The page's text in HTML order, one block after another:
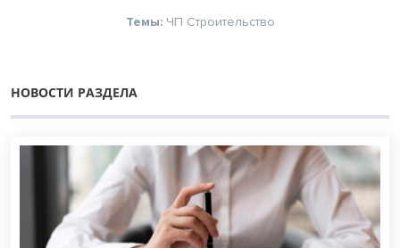
Темы: ЧП Строительство
НОВОСТИ РАЗДЕЛА